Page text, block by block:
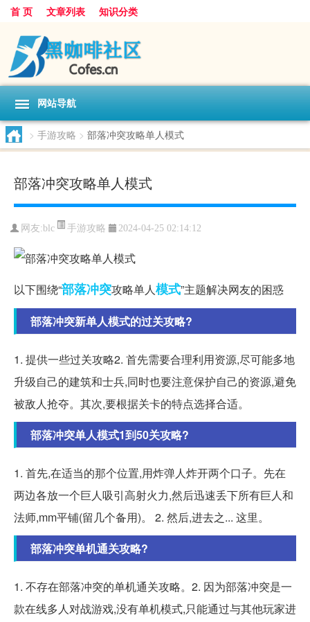
首 页 文章列表 知识分类
网站导航
> 手游攻略 > 部落冲突攻略单人模式
部落冲突攻略单人模式
网友:blc 手游攻略 2024-04-25 02:14:12
以下围绕“部落冲突攻略单人模式”主题解决网友的困惑
部落冲突新单人模式的过关攻略?
1. 提供一些过关攻略2. 首先需要合理利用资源,尽可能多地
升级自己的建筑和士兵,同时也要注意保护自己的资源,避免
被敌人抢夺。其次,要根据关卡的特点选择合适。
部落冲突单人模式1到50关攻略?
1. 首先,在适当的那个位置,用炸弹人炸开两个口子。先在
两边各放一个巨人吸引高射火力,然后迅速丢下所有巨人和
法师,mm平铺(留几个备用)。 2. 然后,进去之... 这里。
部落冲突单机通关攻略?
1. 不存在部落冲突的单机通关攻略。2. 因为部落冲突是一
款在线多人对战游戏,没有单机模式,只能通过与其他玩家进